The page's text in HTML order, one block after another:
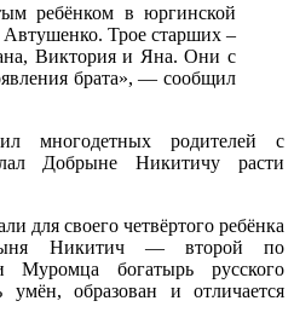
ребёнком в юргинской
Трое старших –
Виктория и Яна. Они с
брата», — сообщил
многодетных родителей с
Добрыне Никитичу расти
для своего четвёртого ребёнка
Никитич — второй по
Муромца богатырь русского
умён, образован и отличается